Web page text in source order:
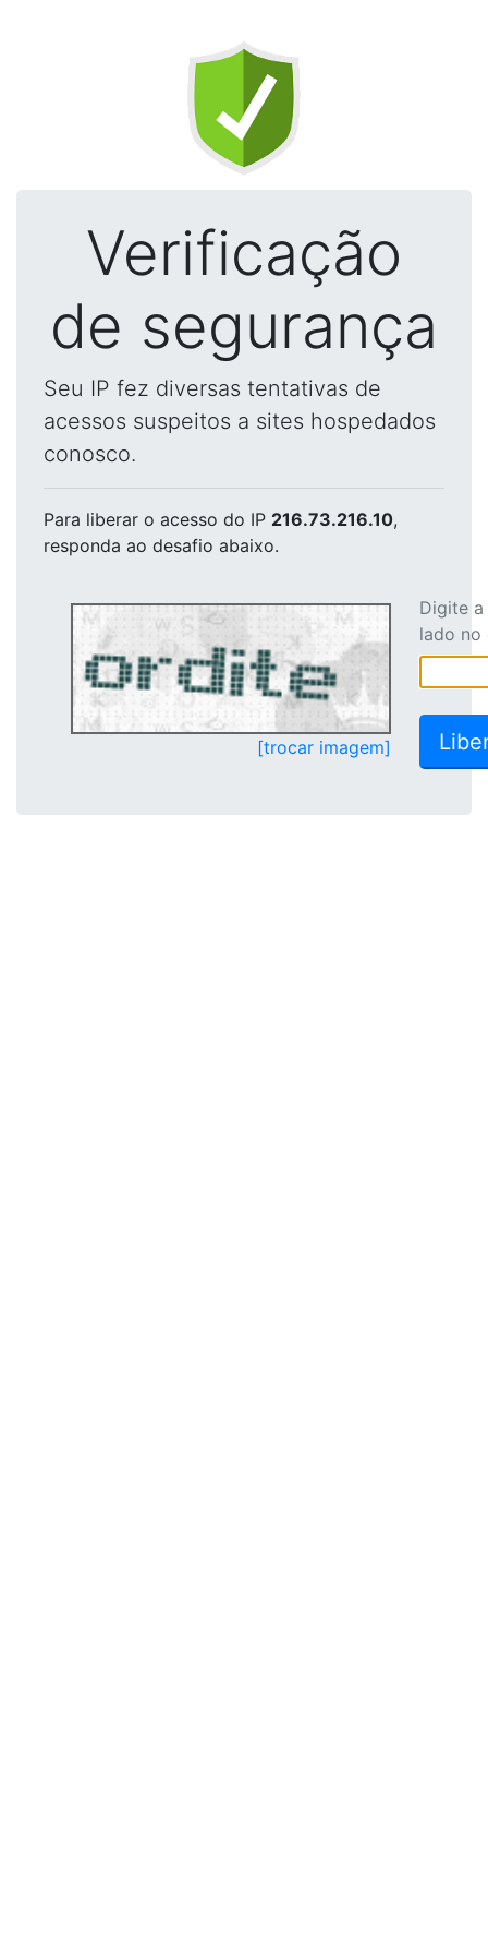
Verificação
de segurança
Seu IP fez diversas tentativas de
acessos suspeitos a sites hospedados
conosco.
Para liberar o acesso do IP 216.73.216.10,
responda ao desafio abaixo.
[trocar imagem]
Digite
lado no